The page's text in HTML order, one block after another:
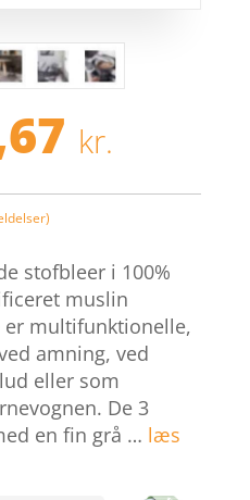
kr..
kr.
pris
er:
stofbleer i 100%
muslin
multifunktionelle,
amning, ved
eller som
De 3
en fin grå … læs